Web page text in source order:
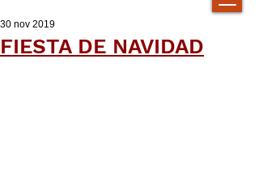
FIESTA DE NAVIDAD
30 nov 2019